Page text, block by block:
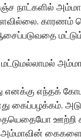
நாட்களில்
காரணம்
அம்மா
எனக்கு எந்தக்
கைப்பழக்கம்.
ஊற்றி
கைகளை